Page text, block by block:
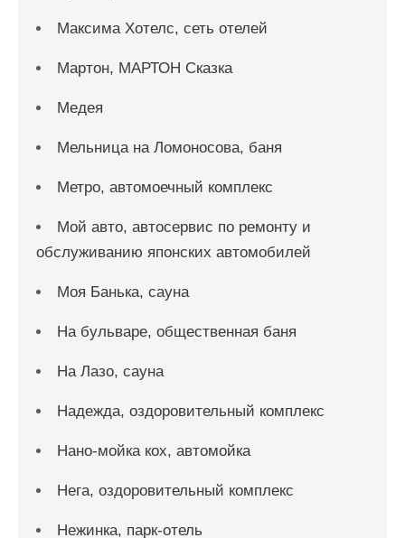
Максима Хотелс, сеть отелей
Мартон, МАРТОН Сказка
Медея
Мельница на Ломоносова, баня
Метро, автомоечный комплекс
Мой авто, автосервис по ремонту и
обслуживанию японских автомобилей
Моя Банька, сауна
На бульваре, общественная баня
На Лазо, сауна
Надежда, оздоровительный комплекс
Нано-мойка кох, автомойка
Нега, оздоровительный комплекс
Нежинка, парк-отель